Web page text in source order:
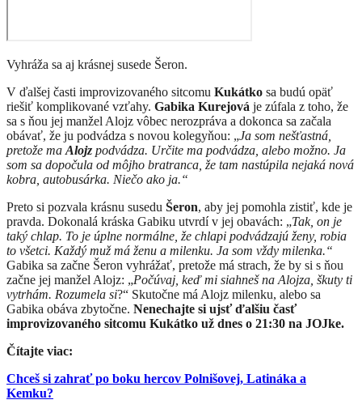
Vyhráža sa aj krásnej susede Šeron.
V ďalšej časti improvizovaného sitcomu Kukátko sa budú opäť
riešiť komplikované vzťahy. Gabika Kurejová je zúfala z toho, že
sa s ňou jej manžel Alojz vôbec nerozpráva a dokonca sa začala
obávať, že ju podvádza s novou kolegyňou: „Ja som nešťastná,
pretože ma Alojz podvádza. Určite ma podvádza, alebo možno. Ja
som sa dopočula od môjho bratranca, že tam nastúpila nejaká nová
kobra, autobusárka. Niečo ako ja.“
Preto si pozvala krásnu susedu Šeron, aby jej pomohla zistiť, kde je
pravda. Dokonalá kráska Gabiku utvrdí v jej obavách: „Tak, on je
taký chlap. To je úplne normálne, že chlapi podvádzajú ženy, robia
to všetci. Každý muž má ženu a milenku. Ja som vždy milenka.“
Gabika sa začne Šeron vyhrážať, pretože má strach, že by si s ňou
začne jej manžel Alojz: „Počúvaj, keď mi siahneš na Alojza, škuty ti
vytrhám. Rozumela si?“ Skutočne má Alojz milenku, alebo sa
Gabika obáva zbytočne. Nenechajte si ujsť ďalšiu časť
improvizovaného sitcomu Kukátko už dnes o 21:30 na JOJke.
Čítajte viac:
Chceš si zahrať po boku hercov Polnišovej, Latináka a
Kemku?